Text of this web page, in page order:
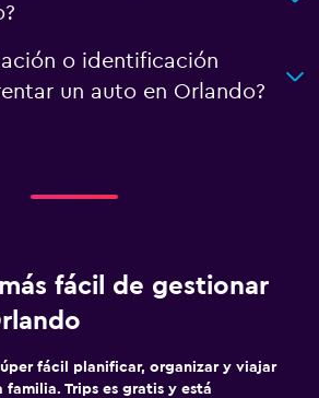
o identificación
un auto en Orlando?
fácil de gestionar
fácil planificar, organizar y viajar
Trips es gratis y está